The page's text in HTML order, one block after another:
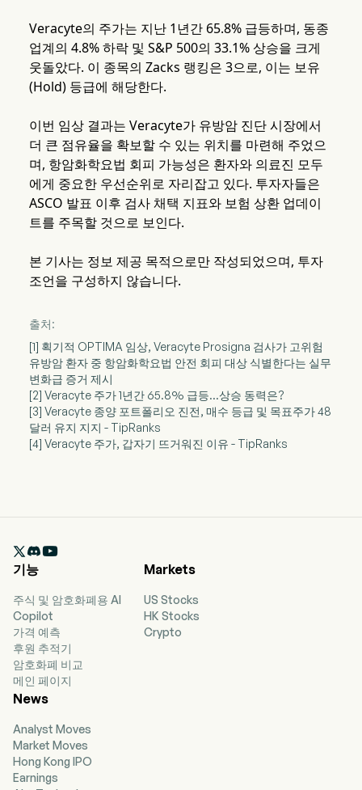
Veracyte의 주가는 지난 1년간 65.8% 급등하며, 동종
업계의 4.8% 하락 및 S&P 500의 33.1% 상승을 크게
웃돌았다. 이 종목의 Zacks 랭킹은 3으로, 이는 보유
(Hold) 등급에 해당한다.
이번 임상 결과는 Veracyte가 유방암 진단 시장에서
더 큰 점유율을 확보할 수 있는 위치를 마련해 주었으
며, 항암화학요법 회피 가능성은 환자와 의료진 모두
에게 중요한 우선순위로 자리잡고 있다. 투자자들은
ASCO 발표 이후 검사 채택 지표와 보험 상환 업데이
트를 주목할 것으로 보인다.
본 기사는 정보 제공 목적으로만 작성되었으며, 투자
조언을 구성하지 않습니다.
출처:
[1] 획기적 OPTIMA 임상, Veracyte Prosigna 검사가 고위험
유방암 환자 중 항암화학요법 안전 회피 대상 식별한다는 실무
변화급 증거 제시
[2] Veracyte 주가 1년간 65.8% 급등…상승 동력은?
[3] Veracyte 종양 포트폴리오 진전, 매수 등급 및 목표주가 48
달러 유지 지지 - TipRanks
[4] Veracyte 주가, 갑자기 뜨거워진 이유 - TipRanks

기능
주식 및 암호화폐용 AI
Copilot
가격 예측
후원 추적기
암호화폐 비교
메인 페이지
Markets
US Stocks
HK Stocks
Crypto
News
Analyst Moves
Market Moves
Hong Kong IPO
Earnings